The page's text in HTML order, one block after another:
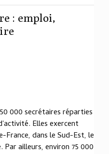
: emploi,
000 secrétaires réparties
Elles exercent
France, dans le Sud-Est, le
Par ailleurs, environ 75 000